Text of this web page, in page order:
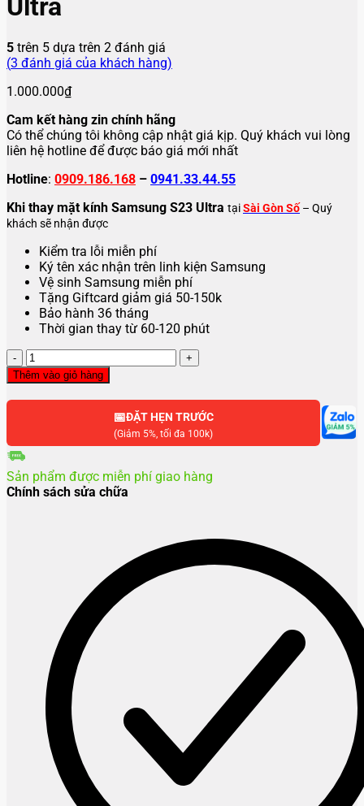
Ultra
5 trên 5 dựa trên 2 đánh giá
(3 đánh giá của khách hàng)
1.000.000₫
Cam kết hàng zin chính hãng
Có thể chúng tôi không cập nhật giá kịp. Quý khách vui lòng
liên hệ hotline để được báo giá mới nhất
Hotline: 0909.186.168 – 0941.33.44.55
Khi thay mặt kính Samsung S23 Ultra tạiSài Gòn Số – Quý
khách sẽ nhận được
Kiểm tra lỗi miễn phí
Ký tên xác nhận trên linh kiện Samsung
Vệ sinh Samsung miễn phí
Tặng Giftcard giảm giá 50-150k
Bảo hành 36 tháng
Thời gian thay từ 60-120 phút
Thay
mặt
kính
Samsung
số
Thêm vào giỏ hàng
📅ĐẶT HẸN TRƯỚC
(Giảm 5%, tối đa 100k)
Sản phẩm được miễn phí giao hàng
Chính sách sửa chữa